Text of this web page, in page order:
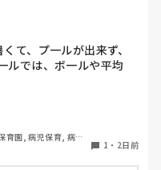
て、プ一ルが出来ず、
ルでは、ボ一ルや平均
うちわや望遠鏡や風鈴🎐
人かずつよんで、やっ
夫など、何でもいいの
育園, 病児保育, 病院
1 ・ 2日前